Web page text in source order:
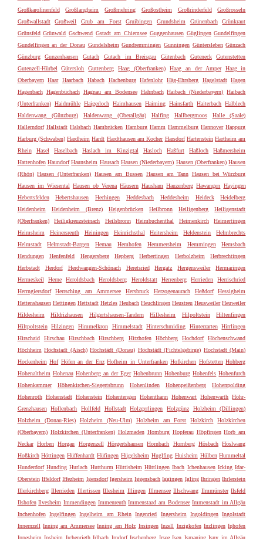
Großkarolinenfeld
Großlangheim Großmehring Großostheim Großrinderfeld
Großrosseln
Großwallstadt
Großweil Grub am Forst Gruibingen Grundsheim Grünenbach
Grünkraut
Grünsfeld Grünwald Gschwend Gstadt am Chiemsee Guggenhausen Güglingen Gundelfingen
Gundelfingen an der Donau Gundelsheim Gundremmingen Gunningen Güntersleben Günzach
Günzburg
Gunzenhausen Gutach Gutach im Breisgau Gütenbach Guteneck
Gutenstetten
Gutenzell-Hürbel
Gütersloh Guttenberg Haag (Oberfranken) Haag an der Amper
Haag in
Oberbayern
Haar Haarbach Habach Hachenburg Hafenlohr Häg-Ehrsberg Hagelstadt
Hagen
Hagenbach Hagenbüchach Hagnau am Bodensee Hahnbach Haibach (Niederbayern) Haibach
(Unterfranken) Haidmühle Haigerloch Haimhausen Haiming Hainsfarth Haiterbach Halblech
Haldenwang (Günzburg)
Haldenwang (Oberallgäu) Halfing Hallbergmoos
Halle (Saale)
Hallerndorf Hallstadt Halsbach Hambrücken Hamburg Hamm Hammelburg Hannover Happurg
Harburg (Schwaben) Hardheim Hardt Hardthausen am Kocher Harsdorf Hartenstein Hartheim am
Rhein
Hasel Haselbach Haslach im Kinzigtal Hasloch Haßfurt Haßloch
Haßmersheim
Hattenhofen Haundorf Haunsheim Hausach Hausen (Niederbayern) Hausen (Oberfranken) Hausen
(Rhön) Hausen (Unterfranken) Hausen am Bussen Hausen am Tann Hausen bei Würzburg
Hausen im Wiesental Hausen ob Verena Häusern Hausham Hauzenberg Hawangen Hayingen
Hebertsfelden
Hebertshausen Hechingen Heddesbach Heddesheim Heideck
Heidelberg
Heidenheim
Heidenheim (Brenz) Heigenbrücken Heilbronn Heiligenberg
Heiligenstadt
(Oberfranken)
Heiligkreuzsteinach Heilsbronn Heimbuchenthal Heimenkirch
Heimertingen
Heimsheim
Heinersreuth Heiningen Heinrichsthal Heitersheim Heldenstein
Helmbrechts
Helmstadt
Helmstadt-Bargen Hemau Hemhofen Hemmersheim Hemmingen
Hemsbach
Hendungen
Henfenfeld Hengersberg Hepberg Herbertingen Herbolzheim
Herbrechtingen
Herbstadt
Herdorf Herdwangen-Schönach Heretsried Hergatz Hergensweiler
Hermaringen
Hermeskeil
Herne Heroldsbach Heroldsberg Heroldstatt Herrenberg Herrieden
Herrischried
Herrngiersdorf
Herrsching am Ammersee Hersbruck Herzogenaurach Heßdorf
Hessigheim
Hettenshausen Hettingen Hettstadt Hetzles Heubach Heuchlingen Heustreu Heusweiler Heuweiler
Hildesheim
Hildrizhausen Hilgertshausen-Tandern Hillesheim Hilpoltstein
Hiltenfingen
Hiltpoltstein
Hilzingen Himmelkron Himmelstadt Hinterschmiding Hinterzarten
Hirrlingen
Hirschaid
Hirschau Hirschbach Hirschberg Hitzhofen Höchberg Hochdorf
Höchenschwand
Höchheim Höchstadt (Aisch) Höchstädt (Donau) Höchstädt (Fichtelgebirge) Hochstadt (Main)
Hockenheim Hof Höfen an der Enz Hofheim in Unterfranken Hofkirchen Hofstetten Hohberg
Hohenaltheim Hohenau Hohenberg an der Eger Hohenbrunn Hohenburg Hohenfels Hohenfurch
Hohenkammer
Höhenkirchen-Siegertsbrunn Hohenlinden Hohenpeißenberg
Hohenpolding
Hohenroth Hohenstadt Hohenstein Hohentengen Hohenthann Hohenwart Hohenwarth Höhr-
Grenzhausen
Hollenbach Hollfeld Hollstadt Holzgerlingen Holzgünz
Holzheim (Dillingen)
Holzheim (Donau-Ries)
Holzheim (Neu-Ulm) Holzheim am Forst Holzkirch
Holzkirchen
(Oberbayern) Holzkirchen (Unterfranken) Holzmaden Homburg Hopferau Höpfingen Horb am
Neckar Horben Horgau Horgenzell Hörgertshausen Hornbach Hornberg Hösbach Höslwang
Hoßkirch Höttingen Hüffenhardt Hüfingen Hügelsheim Huglfing Huisheim Hülben Hummeltal
Hunderdorf Hunding Hurlach Hutthurm Hüttisheim Hüttlingen Ibach Ichenhausen Icking Idar-
Oberstein Iffeldorf Iffezheim Igensdorf Igersheim Iggensbach Iggingen Igling Ihringen Ihrlerstein
Illerkirchberg Illerrieden Illertissen Illesheim Illingen Illmensee Illschwang Ilmmünster Ilsfeld
Ilshofen Ilvesheim Immendingen Immenreuth Immenstaad am Bodensee Immenstadt im Allgäu
Inchenhofen Ingelfingen Ingelheim am Rhein Ingenried Ingersheim Ingoldingen Ingolstadt
Innernzell Inning am Ammersee Inning am Holz Insingen Inzell Inzigkofen Inzlingen Iphofen
Ippesheim Ipsheim Irchenrieth Irlbach Irndorf Irschenberg Irsee Isen Ismaning Isny im Allgäu